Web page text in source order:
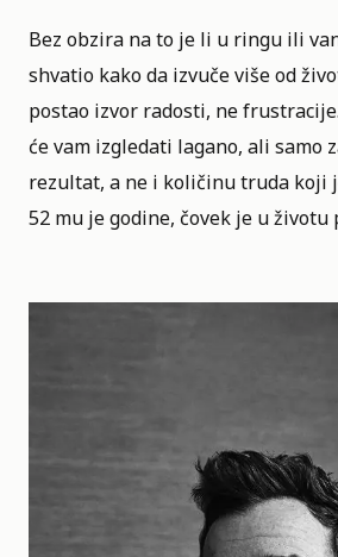
Bez obzira na to je li u ringu ili
shvatio kako da izvuče više od
postao izvor radosti, ne
će vam izgledati lagano, ali samo
rezultat, a ne i količinu truda koji
52 mu je godine, čovek je u životu